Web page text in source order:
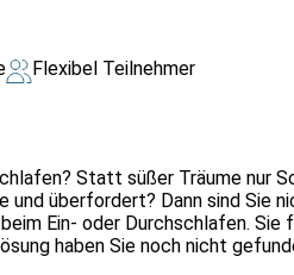
Flexibel Teilnehmer
Statt süßer Träume nur
und überfordert? Dann sind Sie
Ein- oder Durchschlafen. Sie
haben Sie noch nicht